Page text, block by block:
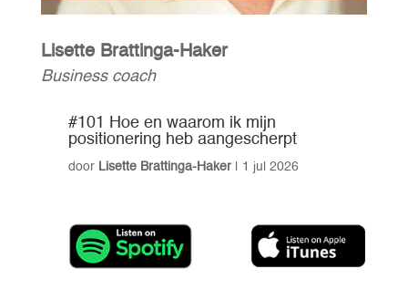
Lisette Brattinga-Haker
Business coach
#101 Hoe en waarom ik mijn
positionering heb aangescherpt
door Lisette Brattinga-Haker| 1 jul 2026